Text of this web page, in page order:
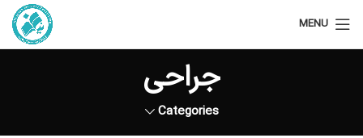
MENU
جراحی
Categories